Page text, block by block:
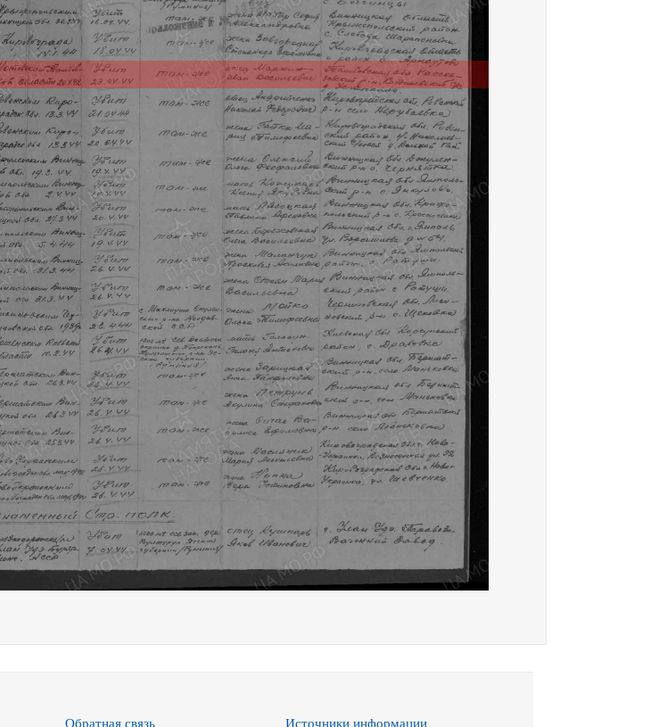
Обратная связь Источники информации